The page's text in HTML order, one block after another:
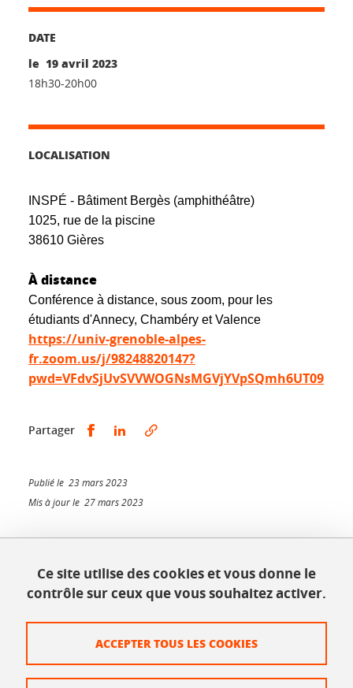
DATE
le 19 avril 2023
18h30-20h00
LOCALISATION
INSPÉ - Bâtiment Bergès (amphithéâtre)
1025, rue de la piscine
38610 Gières
À distance
Conférence à distance, sous zoom, pour les
étudiants d'Annecy, Chambéry et Valence
https://univ-grenoble-alpes-
fr.zoom.us/j/98248820147?
pwd=VFdvSjUvSVVWOGNsMGVjYVpSQmh6UT09
Partager Partager sur Facebook
Partager sur LinkedIn
Publié le 23 mars 2023
Mis à jour le 27 mars 2023
INSPÉ - Bâtiment Bergès
1025, rue de la piscine
Tél. : 04 56 52 07 00
Plan du site
Ce site utilise des cookies et vous donne le
contrôle sur ceux que vous souhaitez activer.
ACCEPTER TOUS LES COOKIES